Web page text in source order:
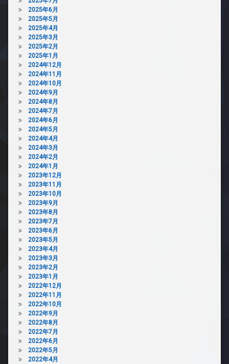
2025年6月
2025年5月
2025年4月
2025年3月
2025年2月
2025年1月
2024年12月
2024年11月
2024年10月
2024年9月
2024年8月
2024年7月
2024年6月
2024年5月
2024年4月
2024年3月
2024年2月
2024年1月
2023年12月
2023年11月
2023年10月
2023年9月
2023年8月
2023年7月
2023年6月
2023年5月
2023年4月
2023年3月
2023年2月
2023年1月
2022年12月
2022年11月
2022年10月
2022年9月
2022年8月
2022年7月
2022年6月
2022年5月
2022年4月